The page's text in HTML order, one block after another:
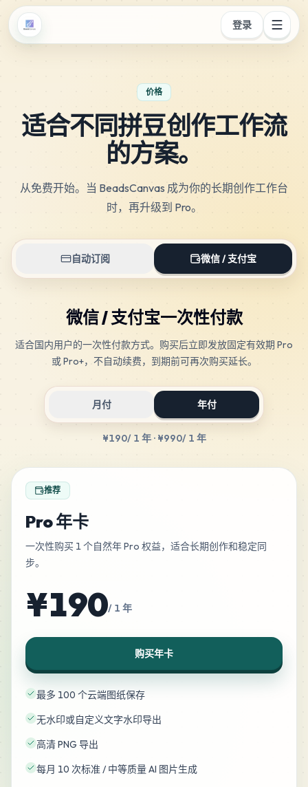
登录
价格
适合不同拼豆创作工作流
的方案。
从免费开始。当 BeadsCanvas 成为你的长期创作工作台
时，再升级到 Pro。
自动订阅 微信 / 支付宝
微信 / 支付宝一次性付款
适合国内用户的一次性付款方式。购买后立即发放固定有效期 Pro
或 Pro+，不自动续费，到期前可再次购买延长。
月付 年付
¥190/ 1 年· ¥990/ 1 年
推荐
Pro 年卡
一次性购买 1 个自然年 Pro 权益，适合长期创作和稳定同
步。
¥190/ 1 年
购买年卡
最多 100 个云端图纸保存
无水印或自定义文字水印导出
高清 PNG 导出
每月 10 次标准 / 中等质量 AI 图片生成